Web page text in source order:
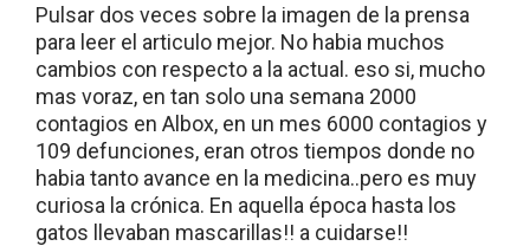
Pulsar dos veces sobre la imagen de la prensa
para leer el articulo mejor. No habia muchos
cambios con respecto a la actual. eso si, mucho
mas voraz, en tan solo una semana 2000
contagios en Albox, en un mes 6000 contagios y
109 defunciones, eran otros tiempos donde no
habia tanto avance en la medicina..pero es muy
curiosa la crónica. En aquella época hasta los
gatos llevaban mascarillas!! a cuidarse!!